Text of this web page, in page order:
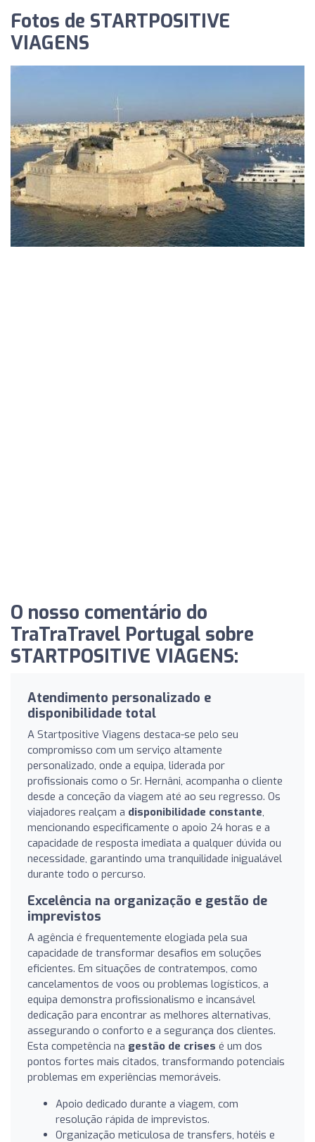
Fotos de STARTPOSITIVE
VIAGENS
O nosso comentário do
TraTraTravel Portugal sobre
STARTPOSITIVE VIAGENS:
Atendimento personalizado e
disponibilidade total
A Startpositive Viagens destaca-se pelo seu
compromisso com um serviço altamente
personalizado, onde a equipa, liderada por
profissionais como o Sr. Hernâni, acompanha o cliente
desde a conceção da viagem até ao seu regresso. Os
viajadores realçam a disponibilidade constante,
mencionando especificamente o apoio 24 horas e a
capacidade de resposta imediata a qualquer dúvida ou
necessidade, garantindo uma tranquilidade inigualável
durante todo o percurso.
Excelência na organização e gestão de
imprevistos
A agência é frequentemente elogiada pela sua
capacidade de transformar desafios em soluções
eficientes. Em situações de contratempos, como
cancelamentos de voos ou problemas logísticos, a
equipa demonstra profissionalismo e incansável
dedicação para encontrar as melhores alternativas,
assegurando o conforto e a segurança dos clientes.
Esta competência na gestão de crises é um dos
pontos fortes mais citados, transformando potenciais
problemas em experiências memoráveis.
Apoio dedicado durante a viagem, com
resolução rápida de imprevistos.
Organização meticulosa de transfers, hotéis e